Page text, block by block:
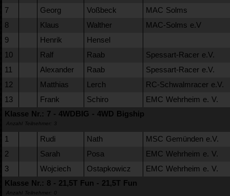
7
Georg Voßbeck
MAC Solms
8
Klaus Walther
MAC-Solms e.V
9
Henrik
Hensel
10
Ralf Raab
Spessart-Racer e.V.
11
Alexander Raab
Spessart-Racer e.V.
12
Matthias Lerch
RC-Schwalmracer e.V.
13
Frank Schiro
EMC Wehrheim e. V.
Klasse Nr.: 7 - 4WDBIG - 4WD Bigship
Anzahl Teilnehmer: 3
1 Rudi Nath
MSC Gemünden e.V.
2
Sarah Posa
EMC Wehrheim e. V.
3
Wojciech Ostapkowicz
EMC Wehrheim e. V.
Klasse Nr.: 8 - 21,5T Fun - 21,5T Fun
Anzahl Teilnehmer: 0